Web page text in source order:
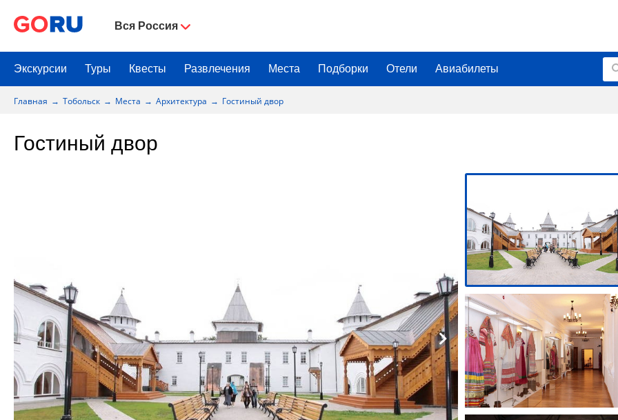
Вся Россия
Экскурсии Туры Квесты Развлечения Места Подборки Отели Авиабилеты
Главная Тобольск Места Архитектура Гостиный двор
Гостиный двор